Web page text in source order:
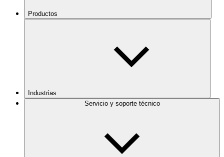
Productos
Industrias
Servicio y soporte técnico